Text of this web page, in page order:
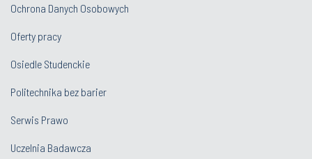
Ochrona Danych Osobowych
Oferty pracy
Osiedle Studenckie
Politechnika bez barier
Serwis Prawo
Uczelnia Badawcza